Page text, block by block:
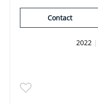
Contact
2022 |